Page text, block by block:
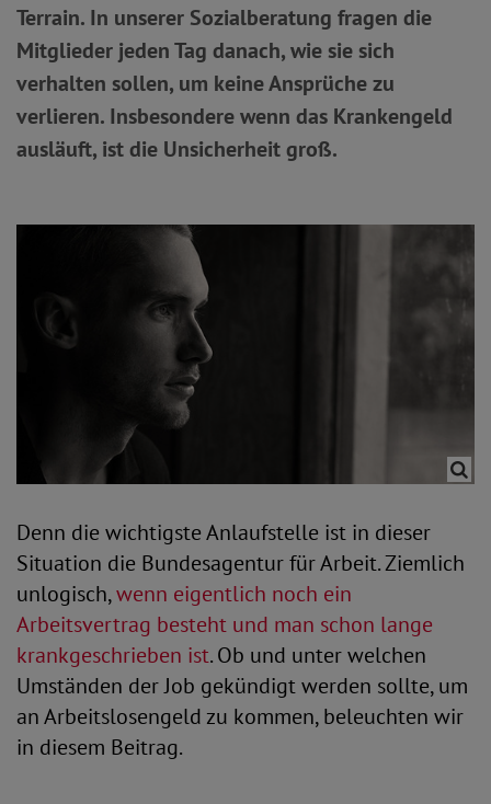
Terrain. In unserer Sozialberatung fragen die
Mitglieder jeden Tag danach, wie sie sich
verhalten sollen, um keine Ansprüche zu
verlieren. Insbesondere wenn das Krankengeld
ausläuft, ist die Unsicherheit groß.
Denn die wichtigste Anlaufstelle ist in dieser
Situation die Bundesagentur für Arbeit. Ziemlich
unlogisch,wenn eigentlich noch ein
Arbeitsvertrag besteht und man schon lange
krankgeschrieben ist. Ob und unter welchen
Umständen der Job gekündigt werden sollte, um
an Arbeitslosengeld zu kommen, beleuchten wir
in diesem Beitrag.